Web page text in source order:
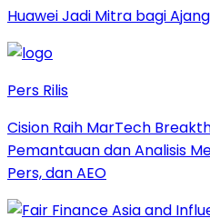
Huawei Jadi Mitra bagi
Pers Rilis
Cision Raih MarTech
Pemantauan dan Analisis
Pers, dan AEO